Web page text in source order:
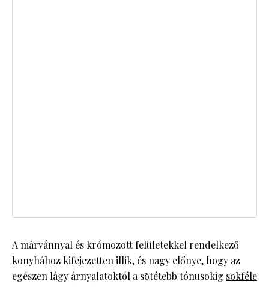
A márvánnyal és krómozott felületekkel rendelkező
konyhához kifejezetten illik, és nagy előnye, hogy az
egészen lágy árnyalatoktól a sötétebb tónusokig sokféle